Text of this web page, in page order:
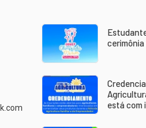
cerimônia
está com